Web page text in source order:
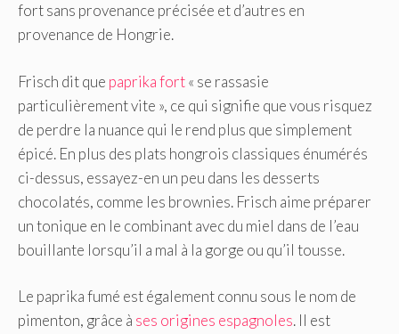
fort sans provenance précisée et d’autres en
provenance de Hongrie.
Frisch dit que paprika fort« se rassasie
particulièrement vite », ce qui signifie que vous risquez
de perdre la nuance qui le rend plus que simplement
épicé. En plus des plats hongrois classiques énumérés
ci-dessus, essayez-en un peu dans les desserts
chocolatés, comme les brownies. Frisch aime préparer
un tonique en le combinant avec du miel dans de l’eau
bouillante lorsqu’il a mal à la gorge ou qu’il tousse.
Le paprika fumé est également connu sous le nom de
pimenton, grâce à ses origines espagnoles. Il est